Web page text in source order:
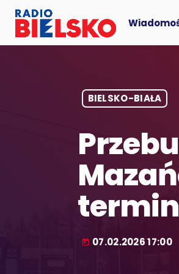
BIELSKO-BIAŁA
today 07.02.2026 17:00